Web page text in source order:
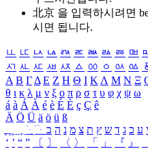
北京 을 입력하시려면
시면 됩니다.
ㅥ ㅦ ㅧ ㅨ ㅩ ㅪ ㅫ ㅬ ㅭ ㅮ
ㅺ ㅻ ㅼ ㅽ ㅾ ㅿ ㆀ ㆁ ㆂ ㆃ
Α Β ΓΔ Ε Ζ Η Θ Ι ΚΛ Μ Ν Ξ
θ ι κ λ μ ν ξ ο π ρ σ τ υ φ χ ψ ω
á à Á À é è É È ç Ç ê
Ä Ö Ü ä ö ü ß
ִֶֹ ֻּ ׁׂ י ע כ ג ד ש ץ ת צ מ נ ה ב
‘ ’ “ ” 〔 〕 〈 〉 「 」 『 』